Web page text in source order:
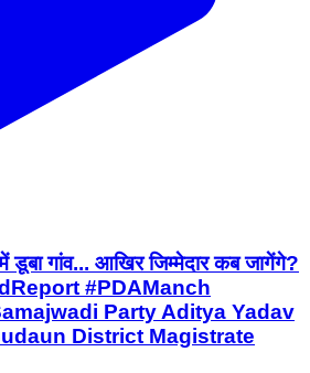
डूबा गांव... आखिर जिम्मेदार कब जागेंगे?
#PDAManch
Party Aditya Yadav
District Magistrate